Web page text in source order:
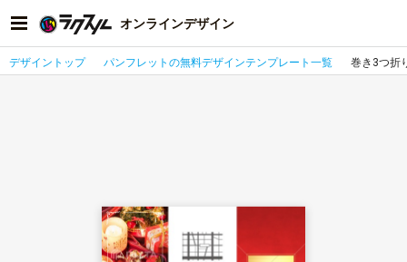
オンラインデザイン
デザイントップ パンフレットの無料デザインテンプレート一覧 巻き3つ折